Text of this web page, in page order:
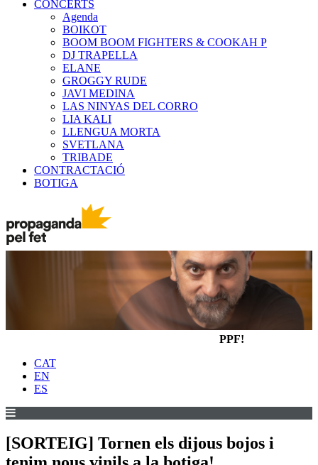
CONCERTS
Agenda
BOIKOT
BOOM BOOM FIGHTERS & COOKAH P
DJ TRAPELLA
ELANE
GROGGY RUDE
JAVI MEDINA
LAS NINYAS DEL CORRO
LIA KALI
LLENGUA MORTA
SVETLANA
TRIBADE
CONTRACTACIÓ
BOTIGA
PPF!
CAT
EN
ES
[SORTEIG] Tornen els dijous bojos i